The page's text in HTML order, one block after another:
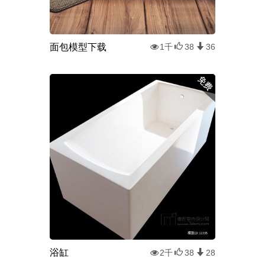
面包模型下载 1千 38 36
浴缸 2千 38 28